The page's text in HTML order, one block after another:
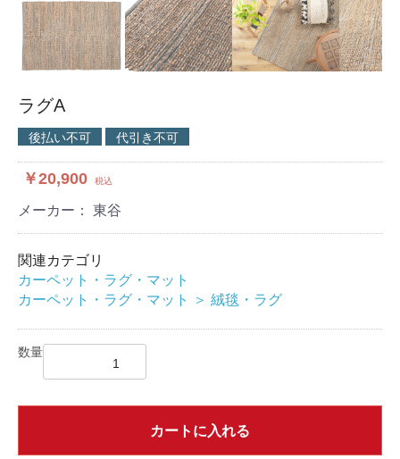
ラグA
後払い不可 代引き不可
￥20,900 税込
メーカー： 東谷
関連カテゴリ
カーペット・ラグ・マット
カーペット・ラグ・マット
＞ 絨毯・ラグ
数量
カートに入れる